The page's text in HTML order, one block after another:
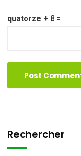
quatorze + 8 =
Rechercher